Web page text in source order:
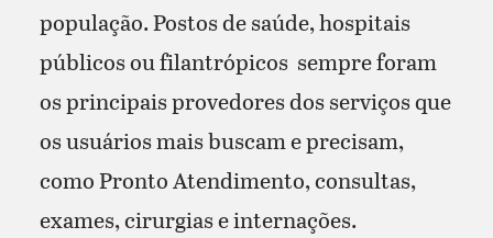
população. Postos de saúde, hospitais
públicos ou filantrópicos sempre foram
os principais provedores dos serviços que
os usuários mais buscam e precisam,
como Pronto Atendimento, consultas,
exames, cirurgias e internações.